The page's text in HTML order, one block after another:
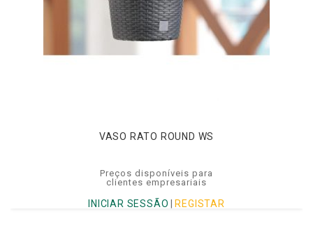
VASO RATO ROUND WS
Preços disponíveis para
clientes empresariais
INICIAR SESSÃO REGISTAR